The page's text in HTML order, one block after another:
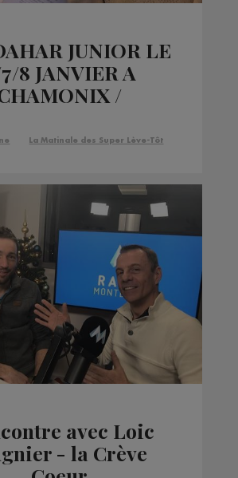
JUNIOR LE
8 JANVIER A
/
La Matinale des Super Lève-Tôt
avec Loic
- la Crève